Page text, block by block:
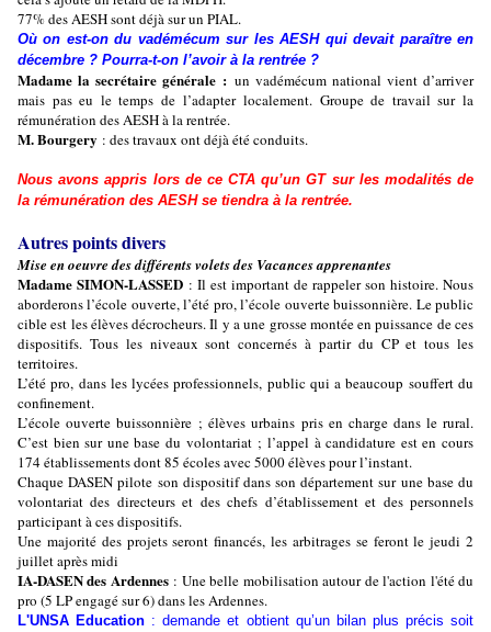
77% des AESH sont déjà sur un PIAL.
Où on est-on du vadémécum sur les AESH qui devait paraître en
décembre ? Pourra-t-on l’avoir à la rentrée ?
Madame la secrétaire générale : un vadémécum national vient d’arriver
mais pas eu le temps de l’adapter localement. Groupe de travail sur la
rémunération des AESH à la rentrée.
M. Bourgery : des travaux ont déjà été conduits.
Nous avons appris lors de ce CTA qu’un GT sur les modalités de
la rémunération des AESH se tiendra à la rentrée.
Autres points divers
Mise en oeuvre des différents volets des Vacances apprenantes
Madame SIMON-LASSED : Il est important de rappeler son histoire. Nous
aborderons l’école ouverte, l’été pro, l’école ouverte buissonnière. Le public
cible est les élèves décrocheurs. Il y a une grosse montée en puissance de ces
dispositifs. Tous les niveaux sont concernés à partir du CP et tous les
territoires.
L’été pro, dans les lycées professionnels, public qui a beaucoup souffert du
confinement.
L’école ouverte buissonnière ; élèves urbains pris en charge dans le rural.
C’est bien sur une base du volontariat ; l’appel à candidature est en cours
174 établissements dont 85 écoles avec 5000 élèves pour l’instant.
Chaque DASEN pilote son dispositif dans son département sur une base du
volontariat des directeurs et des chefs d’établissement et des personnels
participant à ces dispositifs.
Une majorité des projets seront financés, les arbitrages se feront le jeudi 2
juillet après midi
IA-DASEN des Ardennes: Une belle mobilisation autour de l'action l'été du
pro (5 LP engagé sur 6) dans les Ardennes.
L'UNSA Education : demande et obtient qu’un bilan plus précis soit